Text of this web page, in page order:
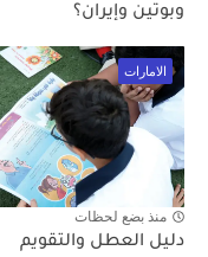
وبوتين وإيران؟
الامارات
منذ بضع لحظات
دليل العطل والتقويم